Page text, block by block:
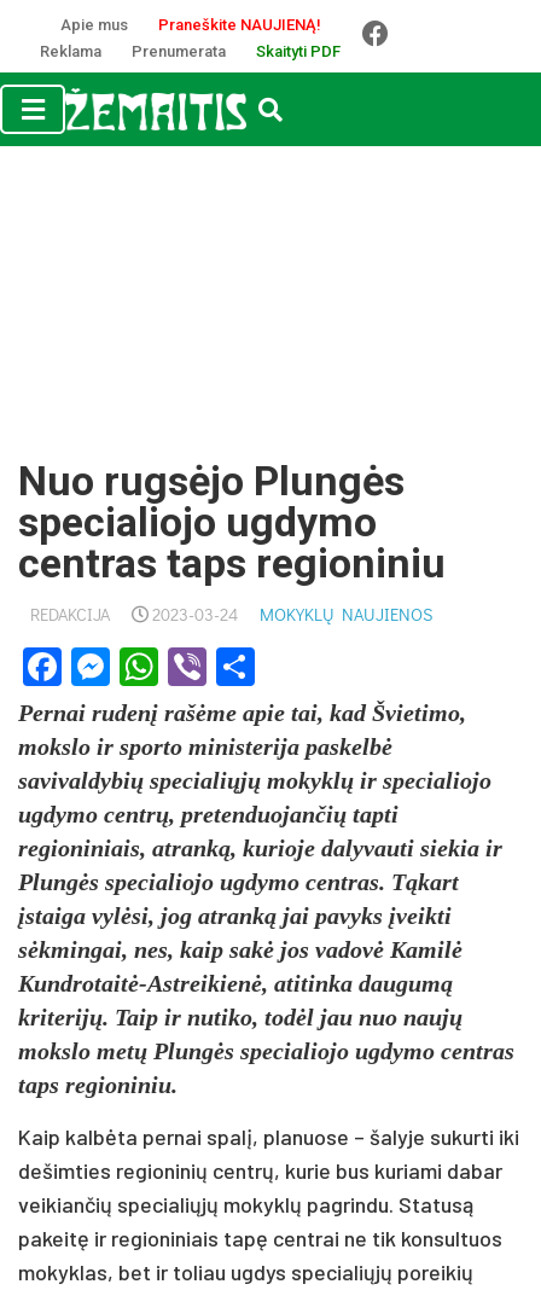
Apie mus
Praneškite NAUJIENĄ!
Reklama
Prenumerata Skaityti PDF
Nuo rugsėjo Plungės
specialiojo ugdymo
centras taps regioniniu
REDAKCIJA 2023-03-24 MOKYKLŲ NAUJIENOS
Facebook
Messenger
WhatsApp
Viber
Pernai rudenį rašėme apie tai, kad Švietimo,
mokslo ir sporto ministerija paskelbė
savivaldybių specialiųjų mokyklų ir specialiojo
ugdymo centrų, pretenduojančių tapti
regioniniais, atranką, kurioje dalyvauti siekia ir
Plungės specialiojo ugdymo centras. Tąkart
įstaiga vylėsi, jog atranką jai pavyks įveikti
sėkmingai, nes, kaip sakė jos vadovė Kamilė
Kundrotaitė-Astreikienė, atitinka daugumą
kriterijų. Taip ir nutiko, todėl jau nuo naujų
mokslo metų Plungės specialiojo ugdymo centras
taps regioniniu.
Kaip kalbėta pernai spalį, planuose – šalyje sukurti iki
dešimties regioninių centrų, kurie bus kuriami dabar
veikiančių specialiųjų mokyklų pagrindu. Statusą
pakeitę ir regioniniais tapę centrai ne tik konsultuos
mokyklas, bet ir toliau ugdys specialiųjų poreikių